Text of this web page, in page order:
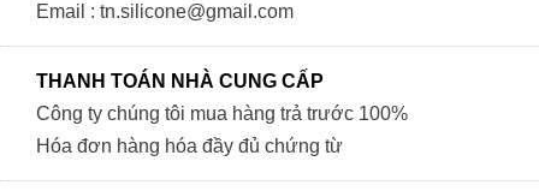
Email : tn.silicone@gmail.com
THANH TOÁN NHÀ CUNG CẤP
Công ty chúng tôi mua hàng trả trước 100%
Hóa đơn hàng hóa đầy đủ chứng từ